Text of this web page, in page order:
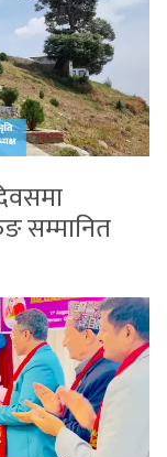
सम्मानित